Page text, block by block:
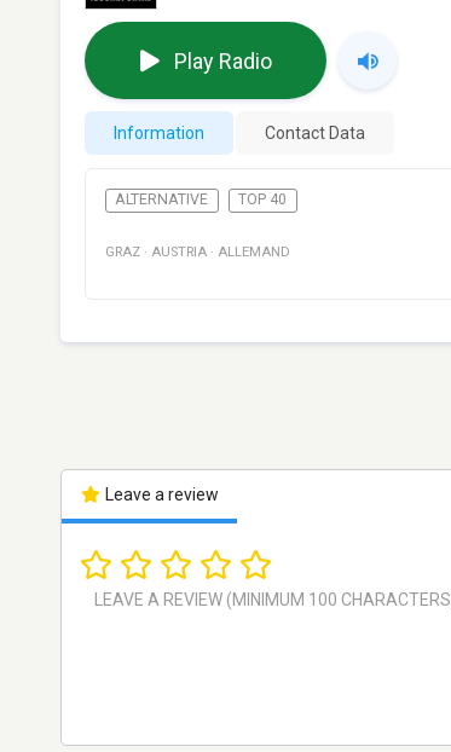
Play Radio
Information Contact Data
ALTERNATIVE TOP 40
GRAZ · AUSTRIA · ALLEMAND
Leave a review